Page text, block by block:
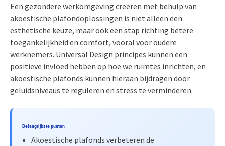
Een gezondere werkomgeving creëren met behulp van
akoestische plafondoplossingen is niet alleen een
esthetische keuze, maar ook een stap richting betere
toegankelijkheid en comfort, vooral voor oudere
werknemers. Universal Design principes kunnen een
positieve invloed hebben op hoe we ruimtes inrichten, en
akoestische plafonds kunnen hieraan bijdragen door
geluidsniveaus te reguleren en stress te verminderen.
Belangrijkste punten
Akoestische plafonds verbeteren de